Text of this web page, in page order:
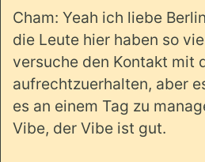
Cham: Yeah ich liebe
die Leute hier haben so
versuche den Kontakt mit
aufrechtzuerhalten, aber
es an einem Tag zu
Vibe, der Vibe ist gut.